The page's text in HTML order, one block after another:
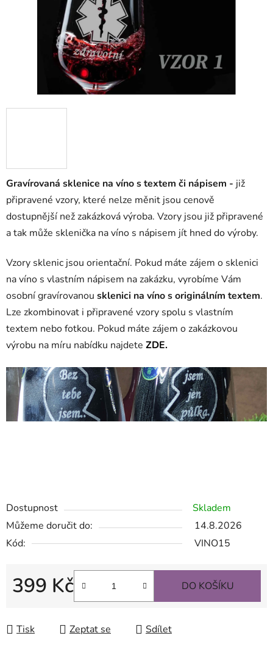
Gravírovaná sklenice na víno s textem či nápisem - již
připravené vzory, které nelze měnit jsou cenově
dostupnější než zakázková výroba. Vzory jsou již připravené
a tak může sklenička na víno s nápisem jít hned do výroby.
Vzory sklenic jsou orientační. Pokud máte zájem o sklenici
na víno s vlastním nápisem na zakázku, vyrobíme Vám
osobní gravírovanou sklenici na víno s originálním textem.
Lze zkombinovat i připravené vzory spolu s vlastním
textem nebo fotkou. Pokud máte zájem o zakázkovou
výrobu na míru nabídku najdete ZDE.
Dostupnost
Skladem
Můžeme doručit do:
14.8.2026
Kód:
VINO15
399 Kč DO KOŠÍKU
Tisk Zeptat se Sdílet